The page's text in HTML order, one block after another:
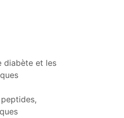
diabète et les